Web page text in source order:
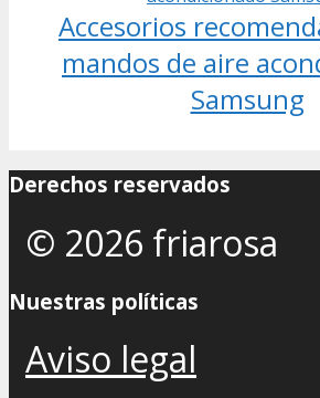
Accesorios
mandos de aire
Samsung
Derechos reservados
© 2026 friarosa
Nuestras políticas
Aviso legal